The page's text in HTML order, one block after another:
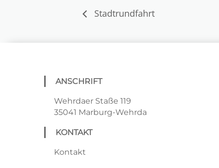
Stadtrundfahrt
ANSCHRIFT
Wehrdaer Staße 119
35041 Marburg-Wehrda
KONTAKT
Kontakt